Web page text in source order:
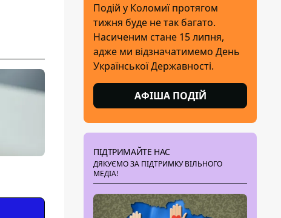
Подій у Коломиї протягом
тижня буде не так багато.
Насиченим стане 15 липня,
адже ми відзначатимемо День
Української Державності.
АФІША ПОДІЙ
ПІДТРИМАЙТЕ НАС
ДЯКУЄМО ЗА ПІДТРИМКУ ВІЛЬНОГО
МЕДІА!